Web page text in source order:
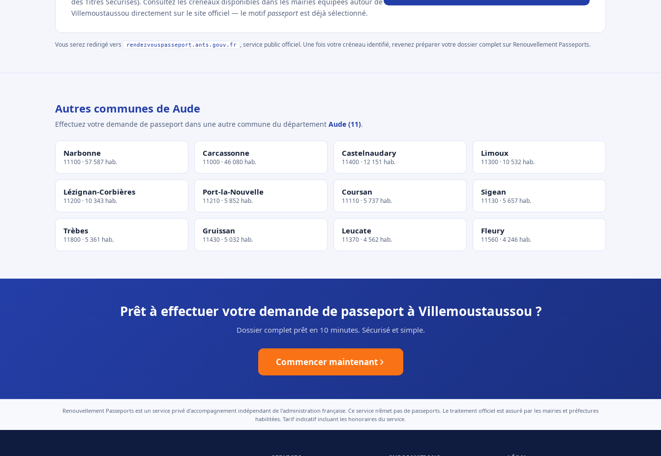
Villemoustaussou directement sur le site officiel — le motifpasseport est déjà sélectionné.
Vous serez redirigé vers rendezvouspasseport.ants.gouv.fr , service public officiel. Une fois votre créneau identifié, revenez préparer votre dossier complet sur Renouvellement Passeports.
Autres communes de Aude
Effectuez votre demande de passeport dans une autre commune du département Aude (11).
Narbonne
11100 · 57 587 hab.
Carcassonne
11000 · 46 080 hab.
Castelnaudary
11400 · 12 151 hab.
Limoux
11300 · 10 532 hab.
Lézignan-Corbières
11200 · 10 343 hab.
Port-la-Nouvelle
11210 · 5 852 hab.
Coursan
11110 · 5 737 hab.
Sigean
11130 · 5 657 hab.
Trèbes
11800 · 5 361 hab.
Gruissan
11430 · 5 032 hab.
Leucate
11370 · 4 562 hab.
Fleury
11560 · 4 246 hab.
Prêt à effectuer votre demande de passeport à Villemoustaussou ?
Dossier complet prêt en 10 minutes. Sécurisé et simple.
Commencer maintenant
Renouvellement Passeports est un service privé d'accompagnement indépendant de l'administration française. Ce service n'émet pas de passeports. Le traitement officiel est assuré par les mairies et préfectures
habilitées. Tarif indicatif incluant les honoraires du service.